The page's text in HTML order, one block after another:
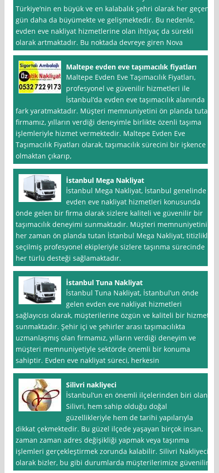
Türkiye’nin en büyük ve en kalabalık şehri olarak her geçen
gün daha da büyümekte ve gelişmektedir. Bu nedenle,
evden eve nakliyat hizmetlerine olan ihtiyaç da sürekli
olarak artmaktadır. Bu noktada devreye giren Nova
Maltepe evden eve taşımacılık fiyatları
Maltepe Evden Eve Taşımacılık Fiyatları,
profesyonel ve güvenilir hizmetleri ile
İstanbul‘da evden eve taşımacılık alanında
fark yaratmaktadır. Müşteri memnuniyetini ön planda tutan
firmamız, yılların verdiği deneyimle birlikte özenli taşıma
işlemleriyle hizmet vermektedir. Maltepe Evden Eve
Taşımacılık Fiyatları olarak, taşımacılık sürecini bir işkence
olmaktan çıkarıp,
İstanbul Mega Nakliyat
İstanbul Mega Nakliyat, İstanbul genelinde
evden eve nakliyat hizmetleri konusunda
önde gelen bir firma olarak sizlere kaliteli ve güvenilir bir
taşımacılık deneyimi sunmaktadır. Müşteri memnuniyetini
her zaman ön planda tutan İstanbul Mega Nakliyat, titizlikle
seçilmiş profesyonel ekipleriyle sizlere taşınma sürecinde
her türlü desteği sağlamaktadır.
İstanbul Tuna Nakliyat
İstanbul Tuna Nakliyat, İstanbul’un önde
gelen evden eve nakliyat hizmetleri
sağlayıcısı olarak, müşterilerine özgün ve kaliteli bir hizmet
sunmaktadır. Şehir içi ve şehirler arası taşımacılıkta
uzmanlaşmış olan firmamız, yılların verdiği deneyim ve
müşteri memnuniyetiyle sektörde önemli bir konuma
sahiptir. Evden eve nakliyat süreci, herkesin
Silivri nakliyeci
İstanbul‘un en önemli ilçelerinden biri olan
Silivri, hem sahip olduğu doğal
güzellikleriyle hem de tarihi yapılarıyla
dikkat çekmektedir. Bu güzel ilçede yaşayan birçok insan,
zaman zaman adres değişikliği yapmak veya taşınma
işlemleri gerçekleştirmek zorunda kalabilir. Silivri Nakliyeci
olarak bizler, bu gibi durumlarda müşterilerimize güvenilir